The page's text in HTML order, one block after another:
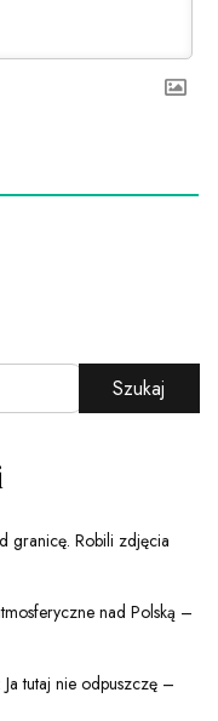
Szukaj
granicę. Robili zdjęcia
nad Polską –
tutaj nie odpuszczę –